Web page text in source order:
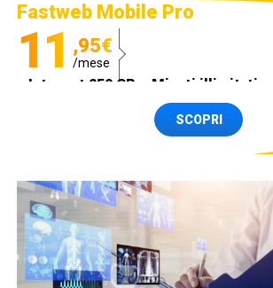
Fastweb Mobile Pro
11 ,95€
/mese
Internet 250 GB e Minuti illimitati
Spedizione SIM GRATISSCOPRI